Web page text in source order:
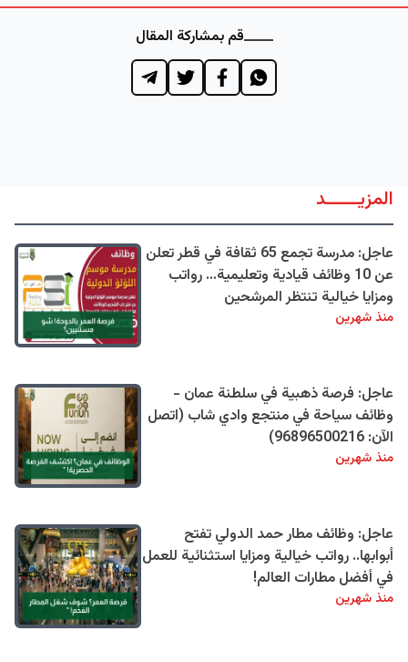
قم بمشاركة المقال
المزيــــــد
عاجل: مدرسة تجمع 65 ثقافة في قطر تعلن
عن 10 وظائف قيادية وتعليمية… رواتب
ومزايا خيالية تنتظر المرشحين
منذ شهرين
عاجل: فرصة ذهبية في سلطنة عمان -
وظائف سياحة في منتجع وادي شاب (اتصل
الآن: 96896500216)
منذ شهرين
عاجل: وظائف مطار حمد الدولي تفتح
أبوابها.. رواتب خيالية ومزايا استثنائية للعمل
في أفضل مطارات العالم!
منذ شهرين